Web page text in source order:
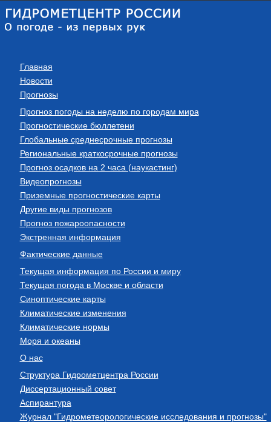
Главная
Новости
Прогнозы
Прогноз погоды на неделю по городам мира
Прогностические бюллетени
Глобальные среднесрочные прогнозы
Региональные краткосрочные прогнозы
Прогноз осадков на 2 часа (наукастинг)
Видеопрогнозы
Приземные прогностические карты
Другие виды прогнозов
Прогноз пожароопасности
Экстренная информация
Фактические данные
Текущая информация по России и миру
Текущая погода в Москве и области
Синоптические карты
Климатические изменения
Климатические нормы
Моря и океаны
О нас
Структура Гидрометцентра России
Диссертационный совет
Аспирантура
Журнал "Гидрометеорологические исследования и прогнозы"